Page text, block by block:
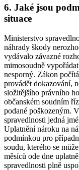
6. Jaké jsou
situace
Ministerstvo
náhrady škody
vydávalo závazné
mimosoudně
nesporný. Zákon
provádět dokazování,
složitějšího právního
občanském soudním
podané poškozeným.
spravedlnosti jedná
Uplatnění nároku na
podmínkou pro
soudu, kterého se
měsíců ode dne
spravedlnosti plně